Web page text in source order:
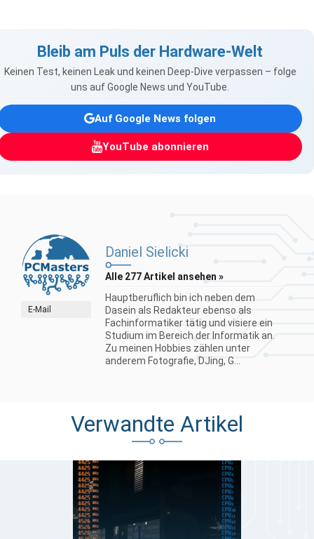
Bleib am Puls der Hardware-Welt
Keinen Test, keinen Leak und keinen Deep-Dive verpassen – folge
uns auf Google News und YouTube.
Auf Google News folgen
YouTube abonnieren
E-Mail
Daniel Sielicki
Alle 277 Artikel ansehen »
Hauptberuflich bin ich neben dem
Dasein als Redakteur ebenso als
Fachinformatiker tätig und visiere ein
Studium im Bereich der Informatik an.
Zu meinen Hobbies zählen unter
anderem Fotografie, DJing, G...
Verwandte Artikel